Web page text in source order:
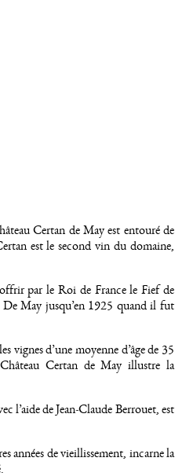
Certan de May est entouré de
est le second vin du domaine,
par le Roi de France le Fief de
May jusqu’en 1925 quand il fut
vignes d’une moyenne d’âge de 35
Château Certan de May illustre la
l’aide de Jean-Claude Berrouet, est
années de vieillissement, incarne la